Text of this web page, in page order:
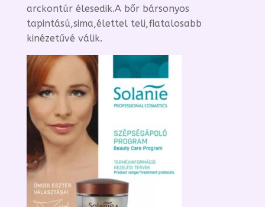
arckontúr élesedik.A bőr bársonyos
tapintású,sima,élettel teli,fiatalosabb
kinézetűvé válik.